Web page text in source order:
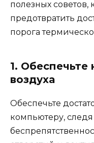
полезных советов,
предотвратить
порога
1.
воздуха
Обеспечьте
компьютеру, следя